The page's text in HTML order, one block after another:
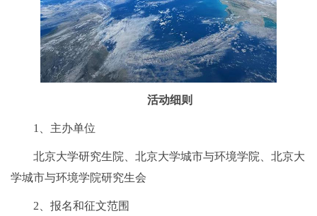
活动细则
1、主办单位
北京大学研究生院、北京大学城市与环境学院、北京大
学城市与环境学院研究生会
2、报名和征文范围